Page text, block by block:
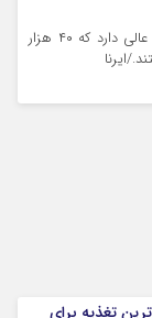
استان ایلام در مجموع ۳۶ دانشگاه و موسسه آموزش عالی دارد که ۴۰ هزار
ایرنا
تغذیه برای